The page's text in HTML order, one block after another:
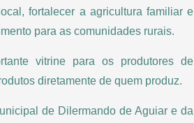
fortalecer a agricultura familiar e
para as comunidades rurais.
vitrine para os produtores de
diretamente de quem produz.
de Dilermando de Aguiar e da